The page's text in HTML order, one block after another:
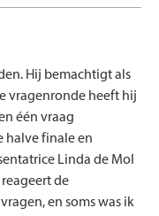
Hij bemachtigt als
vragenronde heeft hij
één vraag
halve finale en
Linda de Mol
de
en soms was ik